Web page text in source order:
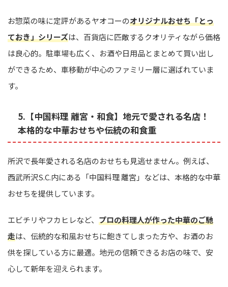
お惣菜の味に定評があるヤオコーのオリジナルおせち「とっ
ておき」シリーズは、百貨店に匹敵するクオリティながら価格
は良心的。駐車場も広く、お酒や日用品とまとめて買い出し
ができるため、車移動が中心のファミリー層に選ばれていま
す。
5.【中国料理 離宮・和食】地元で愛される名店！
本格的な中華おせちや伝統の和食重
所沢で長年愛される名店のおせちも見逃せません。例えば、
西武所沢S.C.内にある「中国料理 離宮」などは、本格的な中華
おせちを提供しています。
エビチリやフカヒレなど、 プロの料理人が作った中華のご馳
走は、伝統的な和風おせちに飽きてしまった方や、お酒のお
供を探している方に最適。地元の信頼できるお店の味で、安
心して新年を迎えられます。